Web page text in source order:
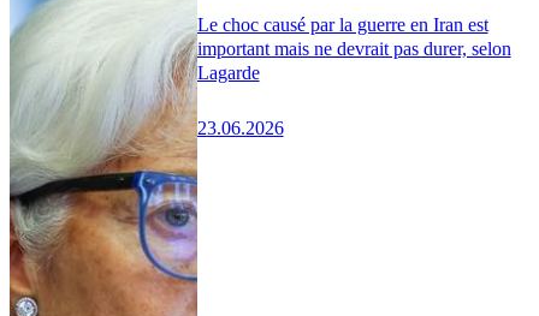
Le choc causé par la guerre en Iran est
important mais ne devrait pas durer, selon
Lagarde
23.06.2026